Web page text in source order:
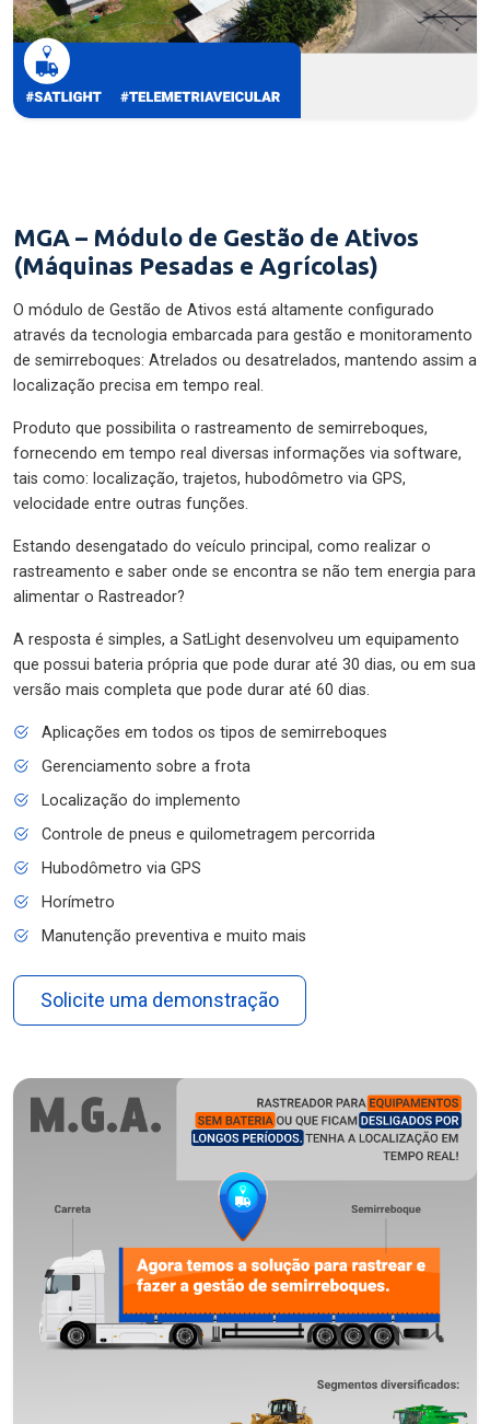
MGA – Módulo de Gestão de Ativos
(Máquinas Pesadas e Agrícolas)
O módulo de Gestão de Ativos está altamente configurado
através da tecnologia embarcada para gestão e monitoramento
de semirreboques: Atrelados ou desatrelados, mantendo assim a
localização precisa em tempo real.
Produto que possibilita o rastreamento de semirreboques,
fornecendo em tempo real diversas informações via software,
tais como: localização, trajetos, hubodômetro via GPS,
velocidade entre outras funções.
Estando desengatado do veículo principal, como realizar o
rastreamento e saber onde se encontra se não tem energia para
alimentar o Rastreador?
A resposta é simples, a SatLight desenvolveu um equipamento
que possui bateria própria que pode durar até 30 dias, ou em sua
versão mais completa que pode durar até 60 dias.
Aplicações em todos os tipos de semirreboques
Gerenciamento sobre a frota
Localização do implemento
Controle de pneus e quilometragem percorrida
Hubodômetro via GPS
Horímetro
Manutenção preventiva e muito mais
Solicite uma demonstração